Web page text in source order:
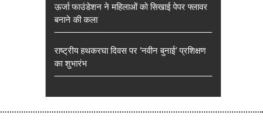
ऊर्जा फाउंडेशन ने महिलाओं को सिखाई पेपर फ्लावर
बनाने की कला
राष्ट्रीय हथकरघा दिवस पर ‘नवीन बुनाई’ प्रशिक्षण
का शुभारंभ